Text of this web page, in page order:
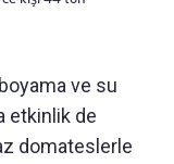
ve su
etkinlik de
domateslerle